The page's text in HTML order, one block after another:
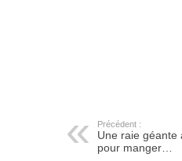
Précédent :
Une raie géante
pour manger…